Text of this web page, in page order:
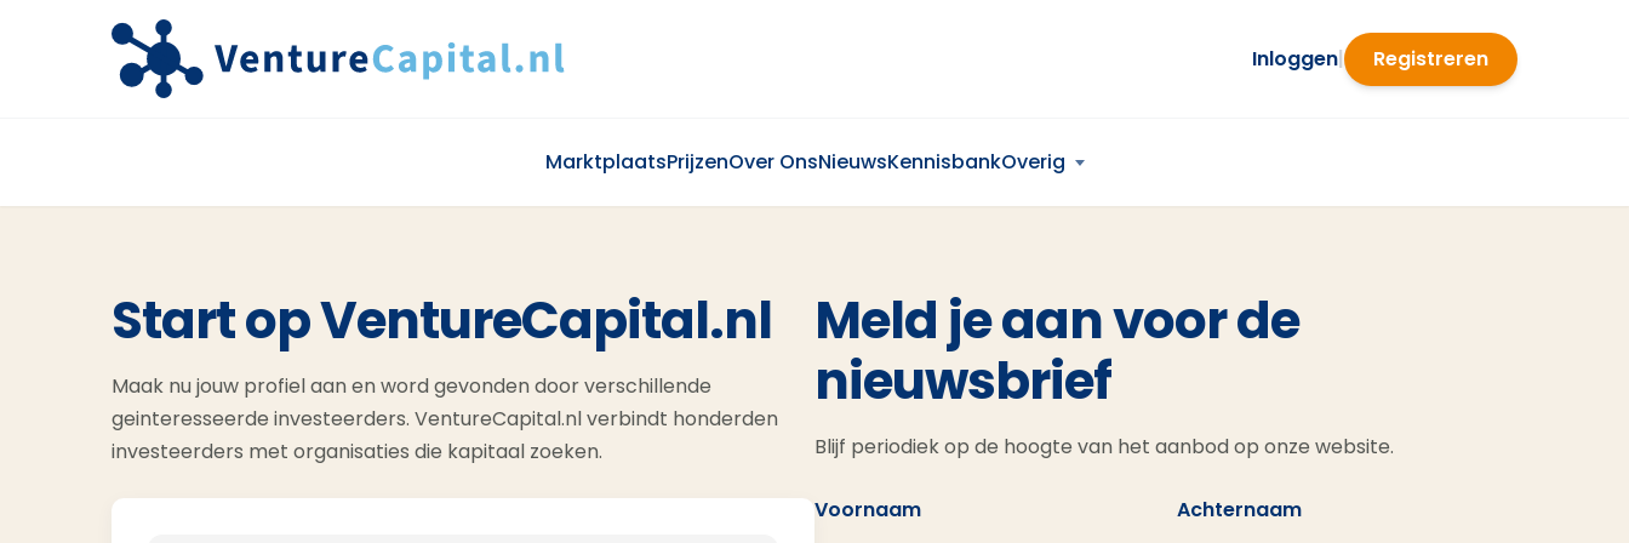
Inloggen| Registreren
MarktplaatsPrijzenOver OnsNieuwsKennisbankOverig
Start op VentureCapital.nl
Maak nu jouw profiel aan en word gevonden door verschillende
geinteresseerde investeerders. VentureCapital.nl verbindt honderden
investeerders met organisaties die kapitaal zoeken.
Meld je aan voor de
nieuwsbrief
Blijf periodiek op de hoogte van het aanbod op onze website.
Voornaam Achternaam